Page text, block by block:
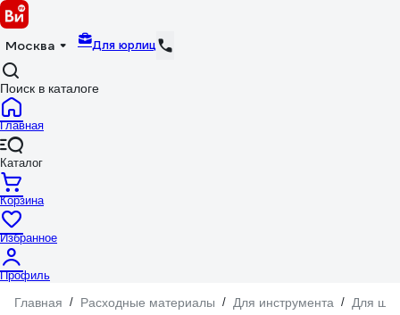
Москва Для юрлиц
Поиск в каталоге
Главная
Каталог
Корзина
Избранное
Профиль
Главная / Расходные материалы / Для инструмента / Для